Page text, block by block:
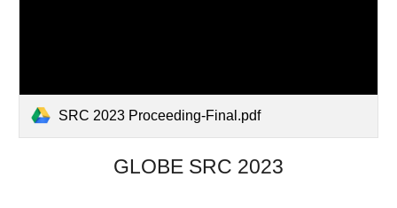
SRC 2023 Proceeding-Final.pdf
GLOBE SRC 2023